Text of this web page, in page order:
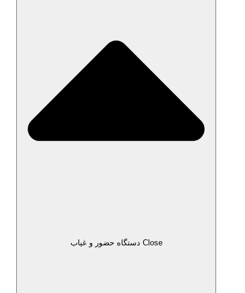
Close دستگاه حضور و غیاب